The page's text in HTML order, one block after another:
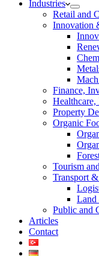
Industries
Retail and
Innovation
Finance,
Property
Organic
Tourism
Transport
Land
Public and
Articles
Contact